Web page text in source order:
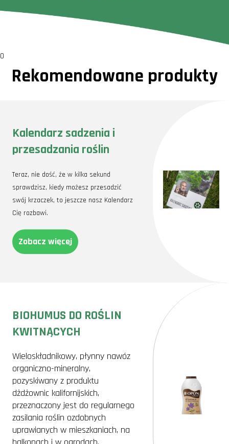
0
Rekomendowane produkty
Kalendarz sadzenia i
przesadzania roślin
Teraz, nie dość, że w kilka sekund
sprawdzisz, kiedy możesz przesadzić
swój krzaczek, to jeszcze nasz Kalendarz
Cię rozbawi.
Zobacz więcej
BIOHUMUS DO ROŚLIN
KWITNĄCYCH
Wieloskładnikowy, płynny nawóz
organiczno-mineralny,
pozyskiwany z produktu
dżdżownic kalifornijskich,
przeznaczony jest do regularnego
zasilania roślin ozdobnych
uprawianych w mieszkaniach, na